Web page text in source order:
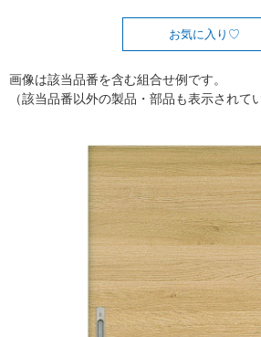
お気に入り
画像は該当品番を含む組合せ例です。
（該当品番以外の製品・部品も表示されて